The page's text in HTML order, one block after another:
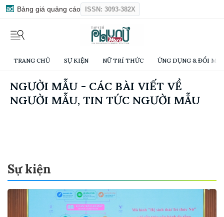
Bảng giá quảng cáo ISSN: 3093-382X
TRANG CHỦ SỰ KIỆN NỮ TRÍ THỨC ỨNG DỤNG & ĐỔI
NGƯỜI MẪU - CÁC BÀI VIẾT VỀ
NGƯỜI MẪU, TIN TỨC NGƯỜI MẪU
Sự kiện